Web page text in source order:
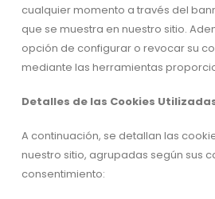
cualquier momento a través del
que se muestra en nuestro sitio.
opción de configurar o revocar su
mediante las herramientas
Detalles de las Cookies
A continuación, se detallan las
nuestro sitio, agrupadas según sus
consentimiento: